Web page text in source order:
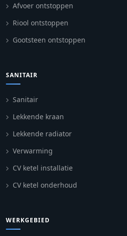
Afvoer ontstoppen
Riool ontstoppen
Gootsteen ontstoppen
SANITAIR
Sanitair
Lekkende kraan
Lekkende radiator
Verwarming
CV ketel installatie
CV ketel onderhoud
WERKGEBIED